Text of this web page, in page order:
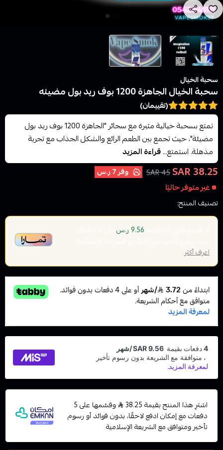
سحبة الخيال
سحبة الخيال الجاهزة 1200 بوف ريد بول مضيئه
(تقييمان)
تمتع بسحبة خيالية مثيرة مع سجائر "الجاهزة 1200 بوف ريد بول
مضيئة"، حيث تجمع بين الطعم الرائع والشكل الجذاب مع تجربة
مذهلة. استمتع...قراءة المزيد
38.25 SAR
45 SAR وفر7 ر.س
غير متوفر حاليًا
تصنيف المنتج:
9.56 ر.س
اعرف أكثر
اشترِ هذا المنتج بقيمة 38.25
وقسّمها على 5
دفعات مع إمكان ادفع لاحقًا، بدون فوائد أو رسوم
تأخير ومتوافق مع الشريعة الإسلامية